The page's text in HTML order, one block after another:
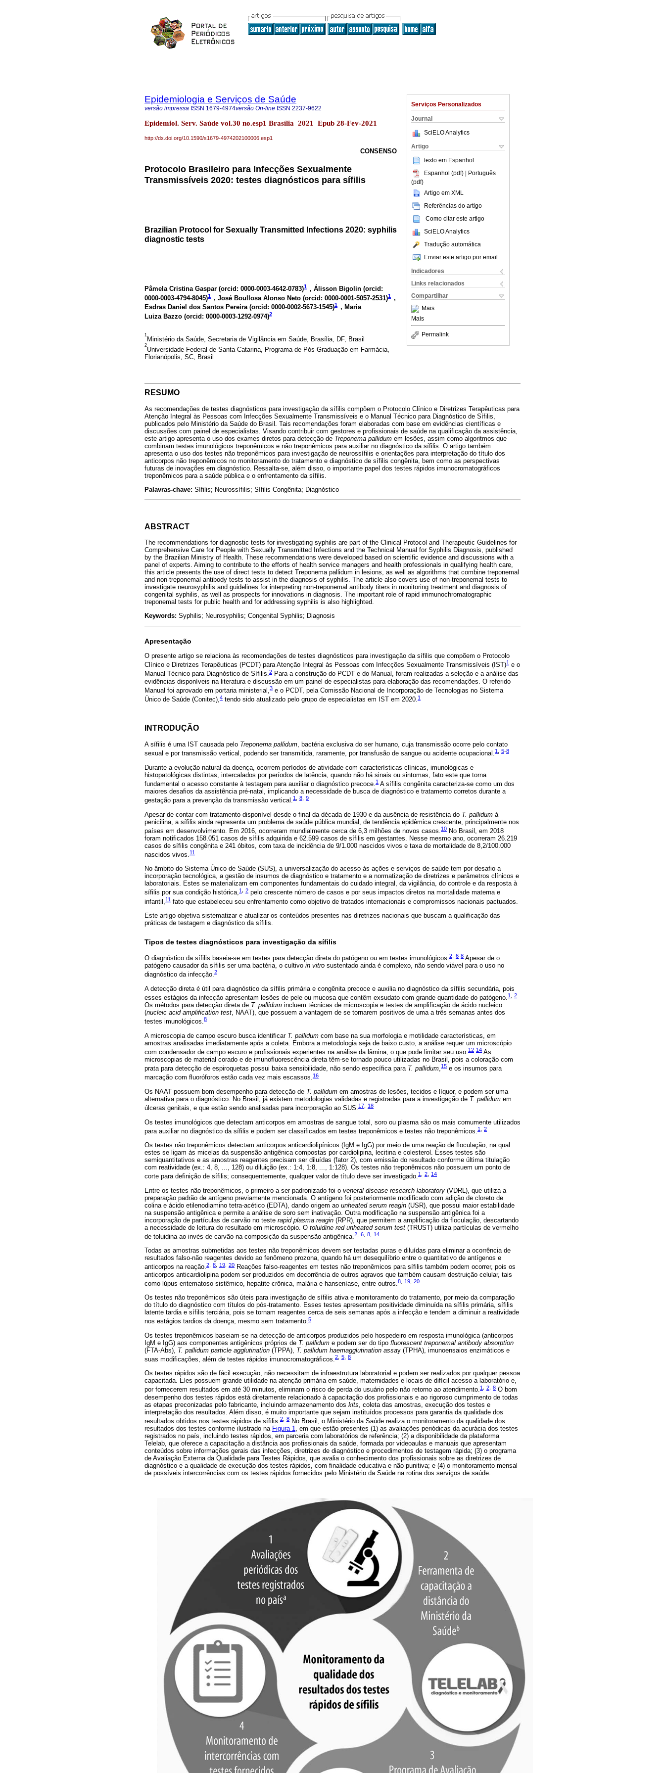
Serviços Personalizados
Journal
SciELO Analytics
Artigo
texto em Espanhol
Espanhol (pdf) | Português
(pdf)
Artigo em XML
Referências do artigo
Como citar este artigo
SciELO Analytics
Tradução automática
Enviar este artigo por email
Indicadores
Links relacionados
Compartilhar
Mais
Mais
Permalink
Epidemiologia e Serviços de Saúde
versão impressa ISSN 1679-4974versão On-line ISSN 2237-9622
Epidemiol. Serv. Saúde vol.30 no.esp1 Brasília 2021 Epub 28-Fev-2021
http://dx.doi.org/10.1590/s1679-4974202100006.esp1
CONSENSO
Protocolo Brasileiro para Infecções Sexualmente
Transmissíveis 2020: testes diagnósticos para sífilis
Brazilian Protocol for Sexually Transmitted Infections 2020: syphilis
diagnostic tests
Pâmela Cristina Gaspar (orcid: 0000-0003-4642-0783)1 , Álisson Bigolin (orcid:
0000-0003-4794-8045)1 , José Boullosa Alonso Neto (orcid: 0000-0001-5057-2531)1 ,
Esdras Daniel dos Santos Pereira (orcid: 0000-0002-5673-1545)1 , Maria
Luiza Bazzo (orcid: 0000-0003-1292-0974)2
1
Ministério da Saúde, Secretaria de Vigilância em Saúde, Brasília, DF, Brasil
2
Universidade Federal de Santa Catarina, Programa de Pós-Graduação em Farmácia,
Florianópolis, SC, Brasil
RESUMO
As recomendações de testes diagnósticos para investigação da sífilis compõem o Protocolo Clínico e Diretrizes Terapêuticas para
Atenção Integral às Pessoas com Infecções Sexualmente Transmissíveis e o Manual Técnico para Diagnóstico de Sífilis,
publicados pelo Ministério da Saúde do Brasil. Tais recomendações foram elaboradas com base em evidências científicas e
discussões com painel de especialistas. Visando contribuir com gestores e profissionais de saúde na qualificação da assistência,
este artigo apresenta o uso dos exames diretos para detecção de Treponema pallidum em lesões, assim como algoritmos que
combinam testes imunológicos treponêmicos e não treponêmicos para auxiliar no diagnóstico da sífilis. O artigo também
apresenta o uso dos testes não treponêmicos para investigação de neurossífilis e orientações para interpretação do título dos
anticorpos não treponêmicos no monitoramento do tratamento e diagnóstico de sífilis congênita, bem como as perspectivas
futuras de inovações em diagnóstico. Ressalta-se, além disso, o importante papel dos testes rápidos imunocromatográficos
treponêmicos para a saúde pública e o enfrentamento da sífilis.
Palavras-chave: Sífilis; Neurossífilis; Sífilis Congênita; Diagnóstico
ABSTRACT
The recommendations for diagnostic tests for investigating syphilis are part of the Clinical Protocol and Therapeutic Guidelines for
Comprehensive Care for People with Sexually Transmitted Infections and the Technical Manual for Syphilis Diagnosis, published
by the Brazilian Ministry of Health. These recommendations were developed based on scientific evidence and discussions with a
panel of experts. Aiming to contribute to the efforts of health service managers and health professionals in qualifying health care,
this article presents the use of direct tests to detect Treponema pallidum in lesions, as well as algorithms that combine treponemal
and non-treponemal antibody tests to assist in the diagnosis of syphilis. The article also covers use of non-treponemal tests to
investigate neurosyphilis and guidelines for interpreting non-treponemal antibody titers in monitoring treatment and diagnosis of
congenital syphilis, as well as prospects for innovations in diagnosis. The important role of rapid immunochromatographic
treponemal tests for public health and for addressing syphilis is also highlighted.
Keywords: Syphilis; Neurosyphilis; Congenital Syphilis; Diagnosis
Apresentação
O presente artigo se relaciona às recomendações de testes diagnósticos para investigação da sífilis que compõem o Protocolo
Clínico e Diretrizes Terapêuticas (PCDT) para Atenção Integral às Pessoas com Infecções Sexualmente Transmissíveis (IST)1 e o
Manual Técnico para Diagnóstico de Sífilis.2 Para a construção do PCDT e do Manual, foram realizadas a seleção e a análise das
evidências disponíveis na literatura e discussão em um painel de especialistas para elaboração das recomendações. O referido
Manual foi aprovado em portaria ministerial,3 e o PCDT, pela Comissão Nacional de Incorporação de Tecnologias no Sistema
Único de Saúde (Conitec),4 tendo sido atualizado pelo grupo de especialistas em IST em 2020.1
INTRODUÇÃO
A sífilis é uma IST causada pelo Treponema pallidum , bactéria exclusiva do ser humano, cuja transmissão ocorre pelo contato
sexual e por transmissão vertical, podendo ser transmitida, raramente, por transfusão de sangue ou acidente ocupacional.1 5-8
Durante a evolução natural da doença, ocorrem períodos de atividade com características clínicas, imunológicas e
histopatológicas distintas, intercalados por períodos de latência, quando não há sinais ou sintomas, fato este que torna
fundamental o acesso constante à testagem para auxiliar o diagnóstico precoce. 1 A sífilis congênita caracteriza-se como um dos
maiores desafios da assistência pré-natal, implicando a necessidade de busca de diagnóstico e tratamento corretos durante a
gestação para a prevenção da transmissão vertical.1 8 9
Apesar de contar com tratamento disponível desde o final da década de 1930 e da ausência de resistência do T. pallidum à
penicilina, a sífilis ainda representa um problema de saúde pública mundial, de tendência epidêmica crescente, principalmente nos
países em desenvolvimento. Em 2016, ocorreram mundialmente cerca de 6,3 milhões de novos casos. 10 No Brasil, em 2018
foram notificados 158.051 casos de sífilis adquirida e 62.599 casos de sífilis em gestantes. Nesse mesmo ano, ocorreram 26.219
casos de sífilis congênita e 241 óbitos, com taxa de incidência de 9/1.000 nascidos vivos e taxa de mortalidade de 8,2/100.000
nascidos vivos.11
No âmbito do Sistema Único de Saúde (SUS), a universalização do acesso às ações e serviços de saúde tem por desafio a
incorporação tecnológica, a gestão de insumos de diagnóstico e tratamento e a normatização de diretrizes e parâmetros clínicos e
laboratoriais. Estes se materializam em componentes fundamentais do cuidado integral, da vigilância, do controle e da resposta à
sífilis por sua condição histórica,1 , 2 pelo crescente número de casos e por seus impactos diretos na mortalidade materna e
infantil,11 fato que estabeleceu seu enfrentamento como objetivo de tratados internacionais e compromissos nacionais pactuados.
Este artigo objetiva sistematizar e atualizar os conteúdos presentes nas diretrizes nacionais que buscam a qualificação das
práticas de testagem e diagnóstico da sífilis.
Tipos de testes diagnósticos para investigação da sífilis
O diagnóstico da sífilis baseia-se em testes para detecção direta do patógeno ou em testes imunológicos.2 6-8 Apesar de o
patógeno causador da sífilis ser uma bactéria, o cultivo in vitro sustentado ainda é complexo, não sendo viável para o uso no
diagnóstico da infecção.2
A detecção direta é útil para diagnóstico da sífilis primária e congênita precoce e auxilia no diagnóstico da sífilis secundária, pois
esses estágios da infecção apresentam lesões de pele ou mucosa que contêm exsudato com grande quantidade do patógeno. 1 2
Os métodos para detecção direta de T. pallidum incluem técnicas de microscopia e testes de amplificação de ácido nucleico
(nucleic acid amplification test , NAAT), que possuem a vantagem de se tornarem positivos de uma a três semanas antes dos
testes imunológicos.8
A microscopia de campo escuro busca identificar T. pallidum com base na sua morfologia e motilidade características, em
amostras analisadas imediatamente após a coleta. Embora a metodologia seja de baixo custo, a análise requer um microscópio
com condensador de campo escuro e profissionais experientes na análise da lâmina, o que pode limitar seu uso. 12-14 As
microscopias de material corado e de imunofluorescência direta têm-se tornado pouco utilizadas no Brasil, pois a coloração com
prata para detecção de espiroquetas possui baixa sensibilidade, não sendo específica para T. pallidum,15 e os insumos para
marcação com fluoróforos estão cada vez mais escassos.16
Os NAAT possuem bom desempenho para detecção de T. pallidum em amostras de lesões, tecidos e líquor, e podem ser uma
alternativa para o diagnóstico. No Brasil, já existem metodologias validadas e registradas para a investigação de T. pallidum em
úlceras genitais, e que estão sendo analisadas para incorporação ao SUS.17 18
Os testes imunológicos que detectam anticorpos em amostras de sangue total, soro ou plasma são os mais comumente utilizados
para auxiliar no diagnóstico da sífilis e podem ser classificados em testes treponêmicos e testes não treponêmicos. 1 2
Os testes não treponêmicos detectam anticorpos anticardiolipínicos (IgM e IgG) por meio de uma reação de floculação, na qual
estes se ligam às micelas da suspensão antigênica compostas por cardiolipina, lecitina e colesterol. Esses testes são
semiquantitativos e as amostras reagentes precisam ser diluídas (fator 2), com emissão do resultado conforme última titulação
com reatividade (ex.: 4, 8, ..., 128) ou diluição (ex.: 1:4, 1:8, ..., 1:128). Os testes não treponêmicos não possuem um ponto de
corte para definição de sífilis; consequentemente, qualquer valor de título deve ser investigado.1 2 14
Entre os testes não treponêmicos, o primeiro a ser padronizado foi o veneral disease research laboratory (VDRL), que utiliza a
preparação padrão de antígeno previamente mencionada. O antígeno foi posteriormente modificado com adição de cloreto de
colina e ácido etilenodiamino tetra-acético (EDTA), dando origem ao unheated serum reagin (USR), que possui maior estabilidade
na suspensão antigênica e permite a análise de soro sem inativação. Outra modificação na suspensão antigênica foi a
incorporação de partículas de carvão no teste rapid plasma reagin (RPR), que permitem a amplificação da floculação, descartando
a necessidade de leitura do resultado em microscópio. O toluidine red unheated serum test (TRUST) utiliza partículas de vermelho
de toluidina ao invés de carvão na composição da suspensão antigênica.2 6 8 14
Todas as amostras submetidas aos testes não treponêmicos devem ser testadas puras e diluídas para eliminar a ocorrência de
resultados falso-não reagentes devido ao fenômeno prozona, quando há um desequilíbrio entre o quantitativo de antígenos e
anticorpos na reação.2 8 19 20 Reações falso-reagentes em testes não treponêmicos para sífilis também podem ocorrer, pois os
anticorpos anticardiolipina podem ser produzidos em decorrência de outros agravos que também causam destruição celular, tais
como lúpus eritematoso sistêmico, hepatite crônica, malária e hanseníase, entre outros.8 19 20
Os testes não treponêmicos são úteis para investigação de sífilis ativa e monitoramento do tratamento, por meio da comparação
do título do diagnóstico com títulos do pós-tratamento. Esses testes apresentam positividade diminuída na sífilis primária, sífilis
latente tardia e sífilis terciária, pois se tornam reagentes cerca de seis semanas após a infecção e tendem a diminuir a reatividade
nos estágios tardios da doença, mesmo sem tratamento.5
Os testes treponêmicos baseiam-se na detecção de anticorpos produzidos pelo hospedeiro em resposta imunológica (anticorpos
IgM e IgG) aos componentes antigênicos próprios de T. pallidum e podem ser do tipo fluorescent treponemal antibody absorption
(FTA-Abs), T. pallidum particle agglutination (TPPA), T. pallidum haemagglutination assay (TPHA), imunoensaios enzimáticos e
suas modificações, além de testes rápidos imunocromatográficos.2 5 8
Os testes rápidos são de fácil execução, não necessitam de infraestrutura laboratorial e podem ser realizados por qualquer pessoa
capacitada. Eles possuem grande utilidade na atenção primária em saúde, maternidades e locais de difícil acesso a laboratório e,
por fornecerem resultados em até 30 minutos, eliminam o risco de perda do usuário pelo não retorno ao atendimento.1 2 8 O bom
desempenho dos testes rápidos está diretamente relacionado à capacitação dos profissionais e ao rigoroso cumprimento de todas
as etapas preconizadas pelo fabricante, incluindo armazenamento dos kits , coleta das amostras, execução dos testes e
interpretação dos resultados. Além disso, é muito importante que sejam instituídos processos para garantia da qualidade dos
resultados obtidos nos testes rápidos de sífilis.2 8 No Brasil, o Ministério da Saúde realiza o monitoramento da qualidade dos
resultados dos testes conforme ilustrado na Figura 1, em que estão presentes (1) as avaliações periódicas da acurácia dos testes
registrados no país, incluindo testes rápidos, em parceria com laboratórios de referência; (2) a disponibilidade da plataforma
Telelab, que oferece a capacitação a distância aos profissionais da saúde, formada por videoaulas e manuais que apresentam
conteúdos sobre informações gerais das infecções, diretrizes de diagnóstico e procedimentos de testagem rápida; (3) o programa
de Avaliação Externa da Qualidade para Testes Rápidos, que avalia o conhecimento dos profissionais sobre as diretrizes de
diagnóstico e a qualidade de execução dos testes rápidos, com finalidade educativa e não punitiva; e (4) o monitoramento mensal
de possíveis intercorrências com os testes rápidos fornecidos pelo Ministério da Saúde na rotina dos serviços de saúde.